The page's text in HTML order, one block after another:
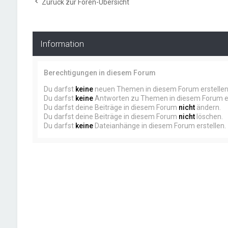
Zurück zur Foren-Übersicht
Information
Berechtigungen in diesem Forum
Du darfst keineneuen Themen in diesem Forum erstellen.
Du darfst keineAntworten zu Themen in diesem Forum
Du darfst deine Beiträge in diesem Forum nichtändern.
Du darfst deine Beiträge in diesem Forum nichtlöschen.
Du darfst keineDateianhänge in diesem Forum erstellen.